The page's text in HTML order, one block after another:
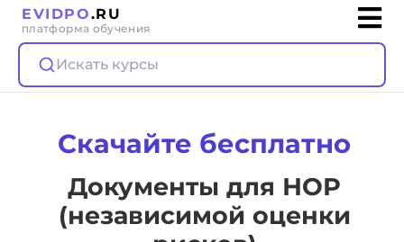
EVIDPO.RU
платформа обучения
Искать курсы
Скачайте бесплатно
Документы для НОР
(независимой оценки